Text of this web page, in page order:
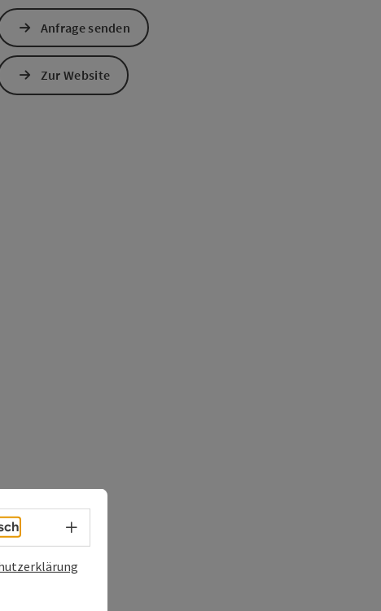
öffnen
Maps öffnen
Anfrage senden
Zur Website
Sprachwahl - Menü öffnen